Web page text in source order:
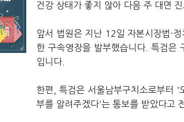
건강 상태가 좋지 않아 다음 주 대면
앞서 법원은 지난 12일 자본시장법·
한 구속영장을 발부했습니다. 특검은
입니다.
한편, 특검은 서울남부구치소로부터
부를 알려주겠다'는 통보를 받았다고